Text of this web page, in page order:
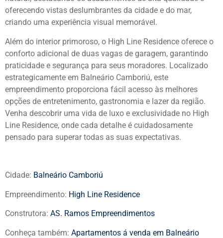
oferecendo vistas deslumbrantes da cidade e do mar,
criando uma experiência visual memorável.
Além do interior primoroso, o High Line Residence oferece o
conforto adicional de duas vagas de garagem, garantindo
praticidade e segurança para seus moradores. Localizado
estrategicamente em Balneário Camboriú, este
empreendimento proporciona fácil acesso às melhores
opções de entretenimento, gastronomia e lazer da região.
Venha descobrir uma vida de luxo e exclusividade no High
Line Residence, onde cada detalhe é cuidadosamente
pensado para superar todas as suas expectativas.
Cidade: Balneário Camboriú
Empreendimento: High Line Residence
Construtora: AS. Ramos Empreendimentos
Conheça também: Apartamentos á venda em Balneário